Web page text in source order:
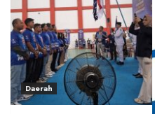
Daerah